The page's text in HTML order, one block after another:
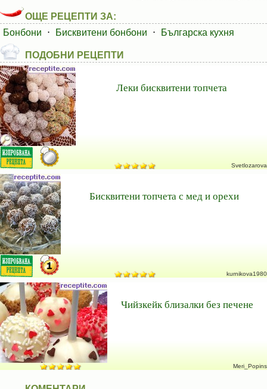
ОЩЕ РЕЦЕПТИ ЗА:
Бонбони
⋅ Бисквитени бонбони ⋅ Българска кухня
ПОДОБНИ РЕЦЕПТИ
Леки бисквитени топчета
Svetlozarova
Бисквитени топчета с мед и орехи
kurnikova1980
Чийзкейк близалки без печене
Meri_Popins